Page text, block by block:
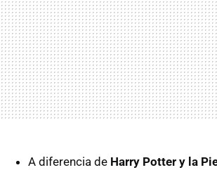
A diferencia de Harry Potter y la